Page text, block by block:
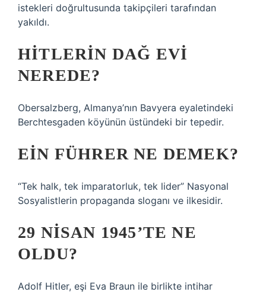
istekleri doğrultusunda takipçileri tarafından
yakıldı.
HITLERIN DAĞ EVI
NEREDE?
Obersalzberg, Almanya’nın Bavyera eyaletindeki
Berchtesgaden köyünün üstündeki bir tepedir.
EIN FÜHRER NE DEMEK?
“Tek halk, tek imparatorluk, tek lider” Nasyonal
Sosyalistlerin propaganda sloganı ve ilkesidir.
29 NISAN 1945’TE NE
OLDU?
Adolf Hitler, eşi Eva Braun ile birlikte intihar